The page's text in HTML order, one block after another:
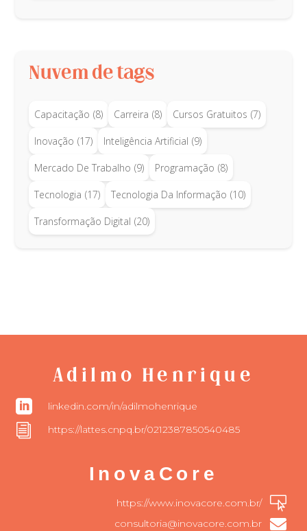
Nuvem de tags
Capacitação (8) Carreira (8) Cursos Gratuitos (7)
Inovação (17) Inteligência Artificial (9)
Mercado De Trabalho (9) Programação (8)
Tecnologia (17) Tecnologia Da Informação (10)
Transformação Digital (20)
Adilmo Henrique
 linkedin.com/in/adilmohenrique
i https://lattes.cnpq.br/0212387850540485
InovaCore

https://www.inovacore.com.br/

consultoria@inovacore.com.br